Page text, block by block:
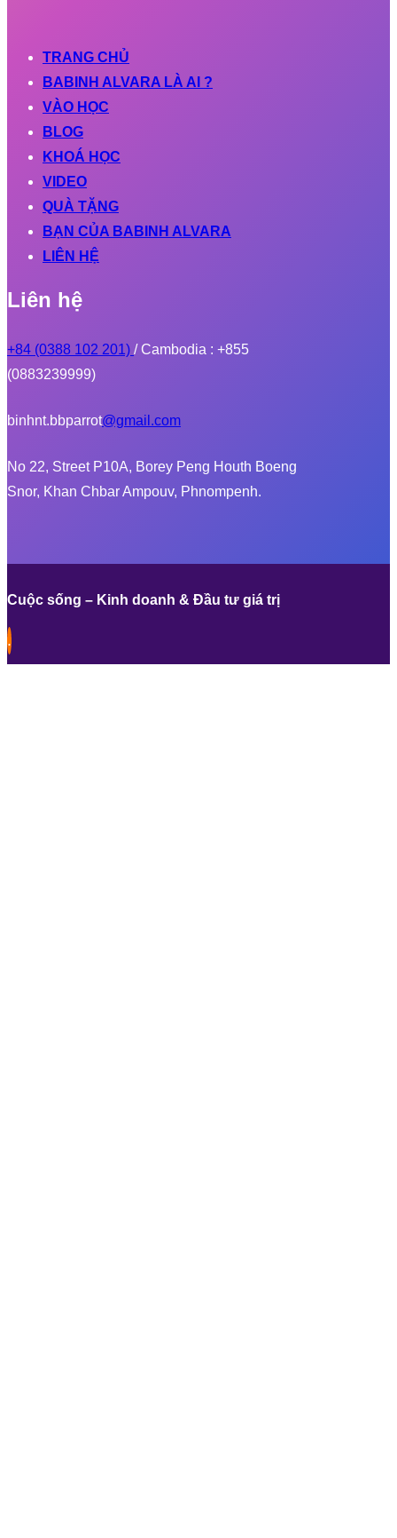
TRANG CHỦ
BABINH ALVARA LÀ AI ?
VÀO HỌC
BLOG
KHOÁ HỌC
VIDEO
QUÀ TẶNG
BẠN CỦA BABINH ALVARA
LIÊN HỆ
Liên hệ
+84 (0388 102 201) / Cambodia : +855
(0883239999)
binhnt.bbparrot@gmail.com
No 22, Street P10A, Borey Peng Houth Boeng
Snor, Khan Chbar Ampouv, Phnompenh.
Cuộc sống – Kinh doanh & Đầu tư giá trị
.